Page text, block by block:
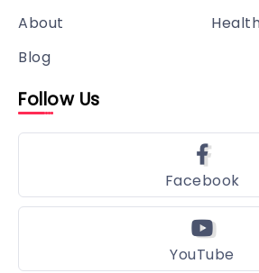
About
Blog
Follow Us
Facebook
YouTube